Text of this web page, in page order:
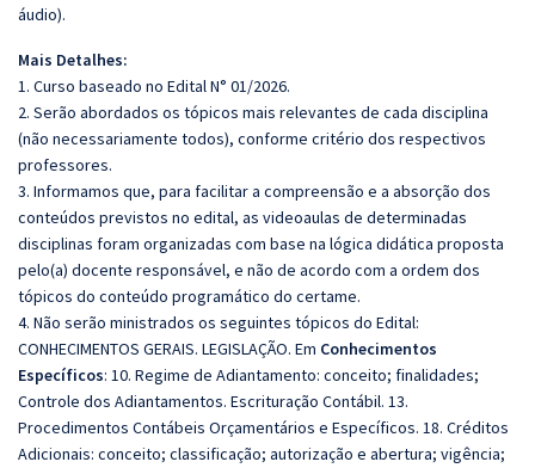
áudio).
Mais Detalhes:
1. Curso baseado no Edital N° 01/2026.
2. Serão abordados os tópicos mais relevantes de cada disciplina
(não necessariamente todos), conforme critério dos respectivos
professores.
3. Informamos que, para facilitar a compreensão e a absorção dos
conteúdos previstos no edital, as videoaulas de determinadas
disciplinas foram organizadas com base na lógica didática proposta
pelo(a) docente responsável, e não de acordo com a ordem dos
tópicos do conteúdo programático do certame.
4. Não serão ministrados os seguintes tópicos do Edital:
CONHECIMENTOS GERAIS. LEGISLAÇÃO. Em Conhecimentos
Específicos: 10. Regime de Adiantamento: conceito; finalidades;
Controle dos Adiantamentos. Escrituração Contábil. 13.
Procedimentos Contábeis Orçamentários e Específicos. 18. Créditos
Adicionais: conceito; classificação; autorização e abertura; vigência;